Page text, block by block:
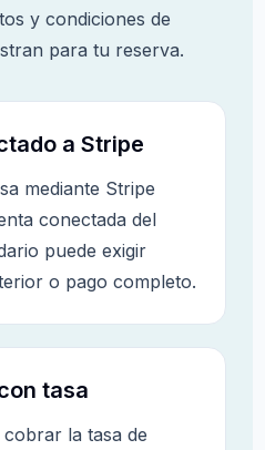
y condiciones de
para tu reserva.
a Stripe
mediante Stripe
conectada del
puede exigir
o pago completo.
tasa
la tasa de